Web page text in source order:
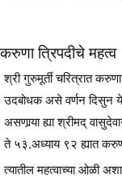
करुणा त्रिपदीचे महत्व
श्री गुरुमूर्ती चरित्रात
उदबोधक असे वर्णन दिसुन
असणार्‍या ह्या श्रीमद्
ते ५३,अध्याय ९२ ह्यात
त्यातील महत्वाच्या ओळी